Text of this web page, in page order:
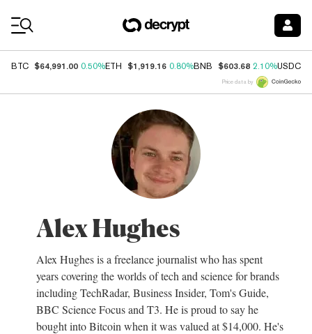
BTC $64,991.00 0.50%ETH $1,919.16 0.80%BNB $603.68 2.10%USDC
Price data by
Alex Hughes
Alex Hughes is a freelance journalist who has spent
years covering the worlds of tech and science for brands
including TechRadar, Business Insider, Tom's Guide,
BBC Science Focus and T3. He is proud to say he
bought into Bitcoin when it was valued at $14,000. He's